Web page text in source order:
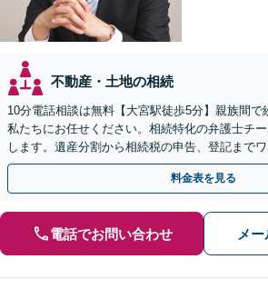
不動産・土地の相続
10分電話相談は無料【大宮駅徒歩5分】親族間で
私たちにお任せください。相続特化の弁護士チ
します。遺産分割から相続税の申告、登記まで
能【休日・夜間対応可】
料金表を見る
電話でお問い合わせ メ